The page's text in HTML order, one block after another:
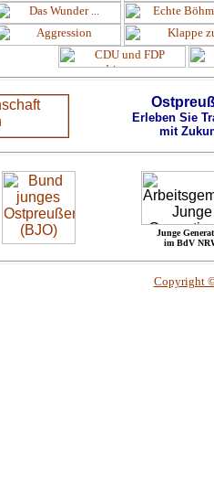
Erleben Sie
mit
Junge
im BdV
Copyright